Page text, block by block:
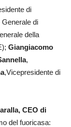
di
Generale di
della
Giangiacomo
,
,Vicepresidente di
CEO di
del fuoricasa: